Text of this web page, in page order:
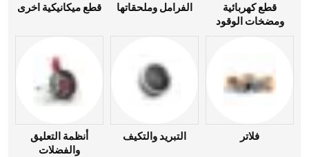
قطع ميكانيكية اخرى الفرامل وملحقاتها
قطع كهربائية
ومضخات الوقود
أنظمة التعليق
والفضلات
التبريد والتكيف فلاتر